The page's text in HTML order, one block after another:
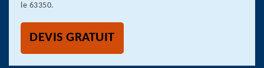
le 63350.
DEVIS GRATUIT